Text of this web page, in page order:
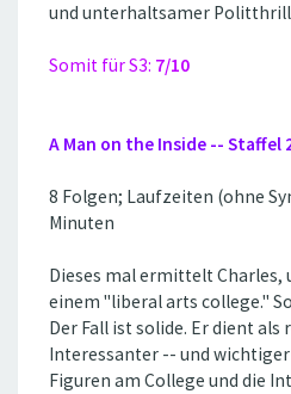
und unterhaltsamer
Somit für S3: 7/10
A Man on the Inside -- Staffel
8 Folgen; Laufzeiten (ohne
Minuten
Dieses mal ermittelt Charles,
einem ''liberal arts college.''
Der Fall ist solide. Er dient als
Interessanter -- und
Figuren am College und die